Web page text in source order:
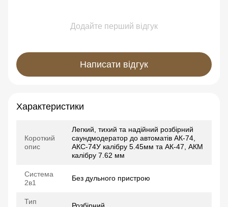
Додайте перший відгук
Написати відгук
Характеристики
Короткий
опис
Легкий, тихий та надійний розбірний
саундмодератор до автоматів АК-74,
АКС-74У калібру 5.45мм та АК-47, АКМ
калібру 7.62 мм
Система
2в1
Без дульного пристрою
Тип